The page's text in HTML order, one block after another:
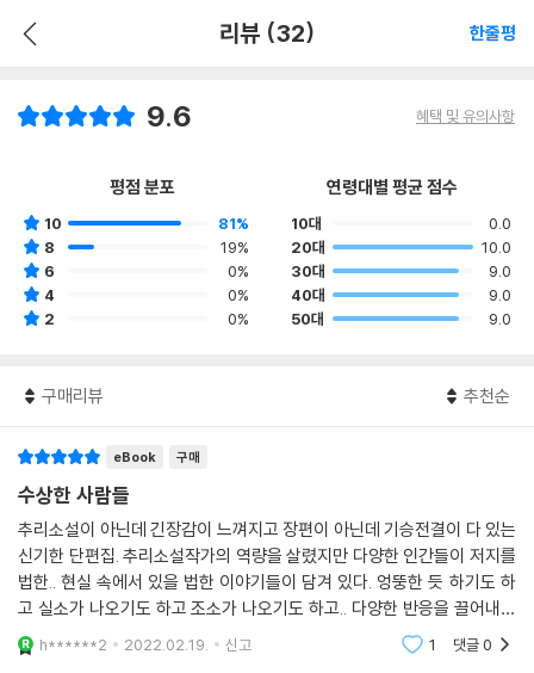
리뷰 (32) 한줄평
9.6 혜택 및 유의사항
평점 분포
10
81%
8
19%
6
0%
4
0%
2
0%
연령대별 평균 점수
10대
0.0
20대
10.0
30대
9.0
40대
9.0
50대
9.0
구매리뷰 추천순
eBook 구매
수상한 사람들
추리소설이 아닌데 긴장감이 느껴지고 장편이 아닌데 기승전결이 다 있는
신기한 단편집. 추리소설작가의 역량을 살렸지만 다양한 인간들이 저지를
법한.. 현실 속에서 있을 법한 이야기들이 담겨 있다. 엉뚱한 듯 하기도 하
고 실소가 나오기도 하고 조소가 나오기도 하고.. 다양한 반응을 끌어내는
단편들이지만 기본적으로!! 재미있다ㅎㅎ 단편이 좋은 점은 하루에 한두
편씩 길지 않
h******2 2022.02.19. 신고 1 댓글0